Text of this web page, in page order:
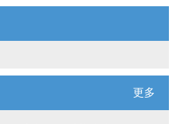
更多